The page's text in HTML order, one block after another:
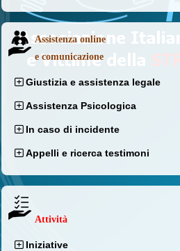
Assistenza online
e comunicazione
Giustizia e assistenza legale
Assistenza Psicologica
In caso di incidente
Appelli e ricerca testimoni
Attività
Iniziative